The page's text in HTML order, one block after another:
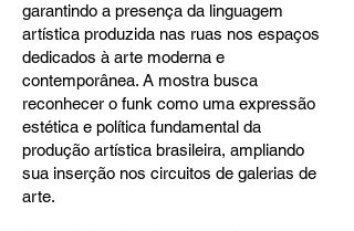
garantindo a presença da linguagem
artística produzida nas ruas nos espaços
dedicados à arte moderna e
contemporânea. A mostra busca
reconhecer o funk como uma expressão
estética e política fundamental da
produção artística brasileira, ampliando
sua inserção nos circuitos de galerias de
arte.